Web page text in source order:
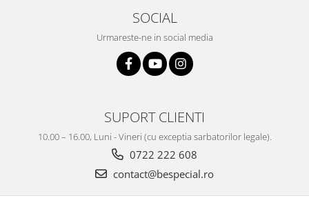
SOCIAL
Urmareste-ne in social media
SUPORT CLIENTI
10.00 – 16.00, Luni - Vineri (cu exceptia sarbatorilor legale).
0722 222 608
contact@bespecial.ro